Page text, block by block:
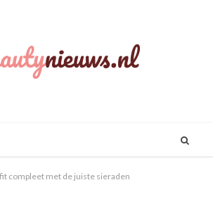
compleet met de juiste sieraden